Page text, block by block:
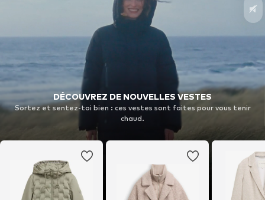
DÉCOUVREZ DE NOUVELLES VESTES
Sortez et sentez-toi bien : ces vestes sont faites pour vous tenir
chaud.